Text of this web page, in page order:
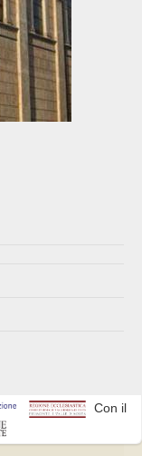
Con il